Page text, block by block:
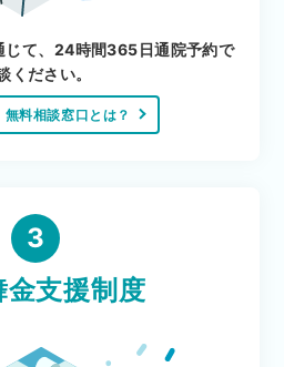
じて、24時間365日通院予約で
ください。
無料相談窓口とは？
3
金支援制度